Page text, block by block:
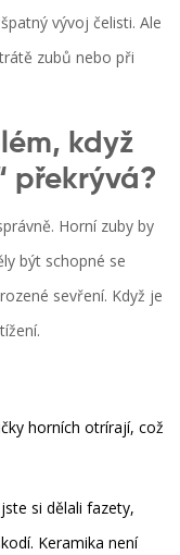
vývoj čelisti. Ale
zubů nebo při
když
překrývá?
Horní zuby by
být schopné se
sevření. Když je
horních otrírají, což
si dělali fazety,
Keramika není